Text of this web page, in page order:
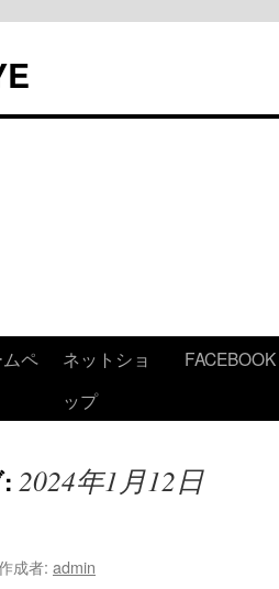
ペ
ネットショ
ップ
FACEBOOK
2024年1月12日
成者: admin